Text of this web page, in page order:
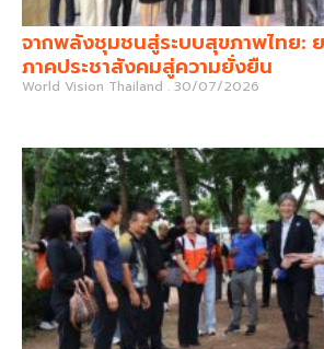
จากพลังชุมชนสู่ระบบสุขภาพไทย:
ภาคประชาสังคมสู่ความยั่งยืน
World Vision Thailand 30/07/2026